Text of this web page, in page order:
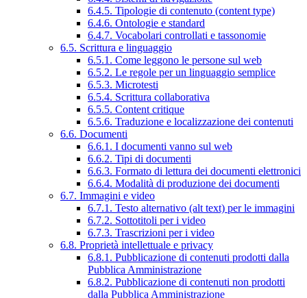
6.4.5. Tipologie di contenuto (content type)
6.4.6. Ontologie e standard
6.4.7. Vocabolari controllati e tassonomie
6.5. Scrittura e linguaggio
6.5.1. Come leggono le persone sul web
6.5.2. Le regole per un linguaggio semplice
6.5.3. Microtesti
6.5.4. Scrittura collaborativa
6.5.5. Content critique
6.5.6. Traduzione e localizzazione dei contenuti
6.6. Documenti
6.6.1. I documenti vanno sul web
6.6.2. Tipi di documenti
6.6.3. Formato di lettura dei documenti elettronici
6.6.4. Modalità di produzione dei documenti
6.7. Immagini e video
6.7.1. Testo alternativo (alt text) per le immagini
6.7.2. Sottotitoli per i video
6.7.3. Trascrizioni per i video
6.8. Proprietà intellettuale e privacy
6.8.1. Pubblicazione di contenuti prodotti dalla
Pubblica Amministrazione
6.8.2. Pubblicazione di contenuti non prodotti
dalla Pubblica Amministrazione